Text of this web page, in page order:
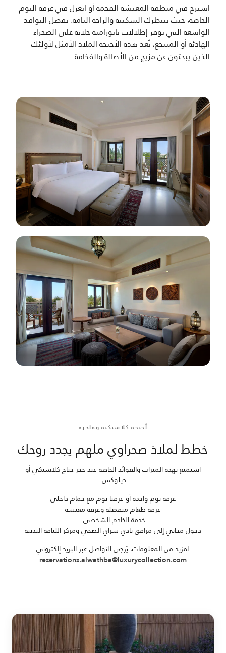
استرخِ في منطقة المعيشة الفخمة أو انعزل في غرفة النوم
الخاصة، حيث تنتظرك السكينة والراحة التامة. بفضل النوافذ
الواسعة التي توفر إطلالات بانورامية خلابة على الصحراء
الهادئة أو المنتجع، تُعد هذه الأجنحة الملاذ الأمثل لأولئك
الذين يبحثون عن مزيج من الأصالة والفخامة.
أجنحة كلاسيكية وفاخرة
خطط لملاذ صحراوي ملهم يجدد روحك
استمتع بهذه الميزات والفوائد الخاصة عند حجز جناح كلاسيكي أو
ديلوكس:
غرفة نوم واحدة أو غرفتا نوم مع حمام داخلي
غرفة طعام منفصلة وغرفة معيشة
خدمة الخادم الشخصي
دخول مجاني إلى مرافق نادي سراي الصحي ومركز اللياقة البدنية
لمزيد من المعلومات، يٌرجى التواصل عبر البريد إلكتروني
reservations.alwathba@luxurycollection.com